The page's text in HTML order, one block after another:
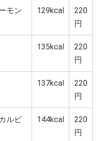
モン 129kcal
220
円
135kcal
220
円
137kcal
220
円
ルビ 144kcal
220
円